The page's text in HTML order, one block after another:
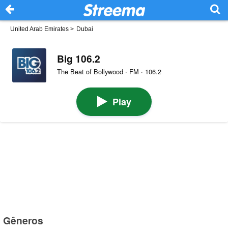
United Arab Emirates > Dubai
Big 106.2
The Beat of Bollywood · FM · 106.2
Play
Gêneros